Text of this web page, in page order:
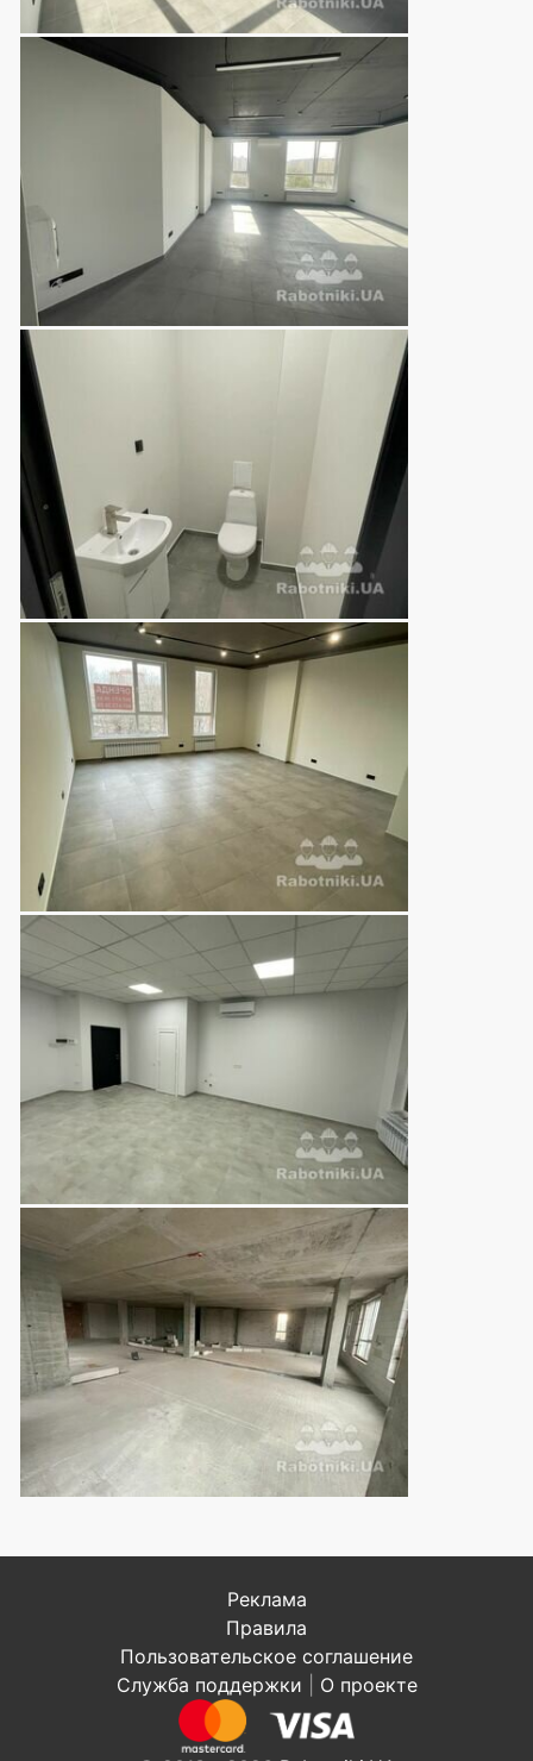
Реклама
Правила
Пользовательское соглашение
Служба поддержки
О проекте